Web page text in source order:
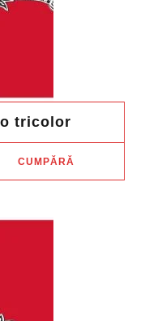
tricolor
CUMPĂRĂ